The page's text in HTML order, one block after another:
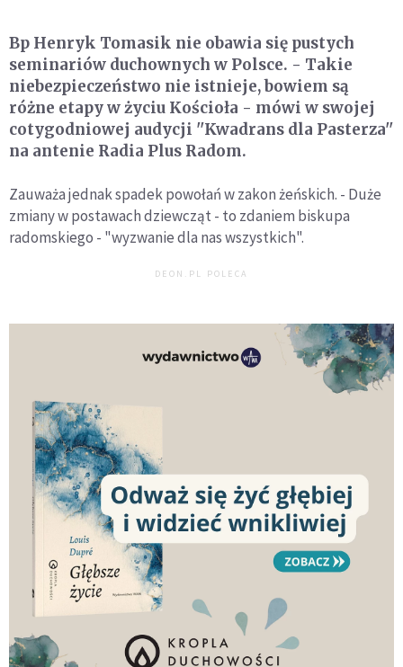
Bp Henryk Tomasik nie obawia się pustych
seminariów duchownych w Polsce. - Takie
niebezpieczeństwo nie istnieje, bowiem są
różne etapy w życiu Kościoła - mówi w swojej
cotygodniowej audycji ''Kwadrans dla Pasterza''
na antenie Radia Plus Radom.
Zauważa jednak spadek powołań w zakon żeńskich. - Duże
zmiany w postawach dziewcząt - to zdaniem biskupa
radomskiego - "wyzwanie dla nas wszystkich".
DEON.PL POLECA